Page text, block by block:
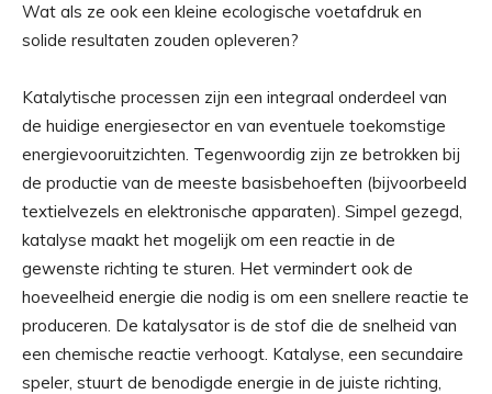
Wat als ze ook een kleine ecologische voetafdruk en
solide resultaten zouden opleveren?
Katalytische processen zijn een integraal onderdeel van
de huidige energiesector en van eventuele toekomstige
energievooruitzichten. Tegenwoordig zijn ze betrokken bij
de productie van de meeste basisbehoeften (bijvoorbeeld
textielvezels en elektronische apparaten). Simpel gezegd,
katalyse maakt het mogelijk om een ​​reactie in de
gewenste richting te sturen. Het vermindert ook de
hoeveelheid energie die nodig is om een ​​snellere reactie te
produceren. De katalysator is de stof die de snelheid van
een chemische reactie verhoogt. Katalyse, een secundaire
speler, stuurt de benodigde energie in de juiste richting,